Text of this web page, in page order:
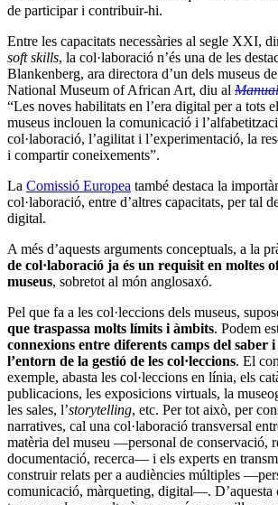
de participar i contribuir-hi.
Entre les capacitats necessàries al segle XXI,
soft skills, la col·laboració n’és una de les
Blankenberg, ara directora d’un dels museus
National Museum of African Art, diu al
“Les noves habilitats en l’era digital per a tots
museus inclouen la comunicació i
col·laboració, l’agilitat i l’experimentació, la
i compartir coneixements”.
La Comissió Europea també destaca la
col·laboració, entre d’altres capacitats, per tal
digital.
A més d’aquests arguments conceptuals, a la
de col·laboració ja és un requisit en moltes
museus, sobretot al món anglosaxó.
Pel que fa a les col·leccions dels museus,
que traspassa molts límits i àmbits. Podem
connexions entre diferents camps del saber i
l’entorn de la gestió de les col·leccions. El
exemple, abasta les col·leccions en línia, els
publicacions, les exposicions virtuals, la
les sales, l’storytelling, etc. Per tot això, per
narratives, cal una col·laboració transversal
matèria del museu —personal de conservació,
documentació, recerca— i els experts en
construir relats per a audiències múltiples
comunicació, màrqueting, digital—. D’aquesta